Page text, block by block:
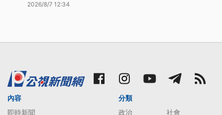
2026/8/7 12:34
內容
即時新聞
分類
政治
社會